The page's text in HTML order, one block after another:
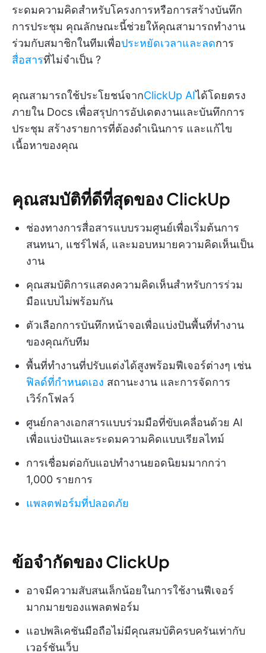
ระดมความคิดสำหรับโครงการหรือการสร้างบันทึก
การประชุม คุณลักษณะนี้ช่วยให้คุณสามารถทำงาน
ร่วมกับสมาชิกในทีมเพื่อประหยัดเวลาและลดการ
สื่อสารที่ไม่จำเป็น ?
คุณสามารถใช้ประโยชน์จากClickUp AIได้โดยตรง
ภายใน Docs เพื่อสรุปการอัปเดตงานและบันทึกการ
ประชุม สร้างรายการที่ต้องดำเนินการ และแก้ไข
เนื้อหาของคุณ
คุณสมบัติที่ดีที่สุดของ ClickUp
ช่องทางการสื่อสารแบบรวมศูนย์เพื่อเริ่มต้นการ
สนทนา, แชร์ไฟล์, และมอบหมายความคิดเห็นเป็น
งาน
คุณสมบัติการแสดงความคิดเห็นสำหรับการร่วม
มือแบบไม่พร้อมกัน
ตัวเลือกการบันทึกหน้าจอเพื่อแบ่งปันพื้นที่ทำงาน
ของคุณกับทีม
พื้นที่ทำงานที่ปรับแต่งได้สูงพร้อมฟีเจอร์ต่างๆ เช่น
ฟิลด์ที่กำหนดเอง สถานะงาน และการจัดการ
เวิร์กโฟลว์
ศูนย์กลางเอกสารแบบร่วมมือที่ขับเคลื่อนด้วย AI
เพื่อแบ่งปันและระดมความคิดแบบเรียลไทม์
การเชื่อมต่อกับแอปทำงานยอดนิยมมากกว่า
1,000 รายการ
แพลตฟอร์มที่ปลอดภัย
ข้อจำกัดของ ClickUp
อาจมีความสับสนเล็กน้อยในการใช้งานฟีเจอร์
มากมายของแพลตฟอร์ม
แอปพลิเคชันมือถือไม่มีคุณสมบัติครบครันเท่ากับ
เวอร์ชันเว็บ